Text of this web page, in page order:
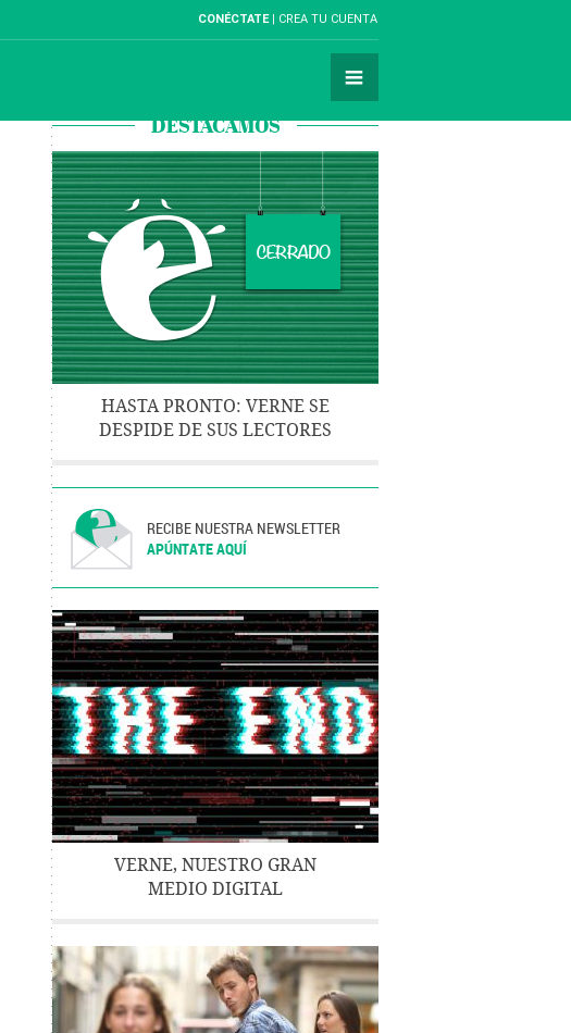
CONÉCTATE CREA TU CUENTA
DESTACAMOS
HASTA PRONTO: VERNE SE
DESPIDE DE SUS LECTORES
RECIBE NUESTRA NEWSLETTER
APÚNTATE AQUÍ
VERNE, NUESTRO GRAN
MEDIO DIGITAL